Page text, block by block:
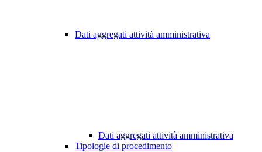
Dati aggregati attività amministrativa
Dati aggregati attività amministrativa
Tipologie di procedimento